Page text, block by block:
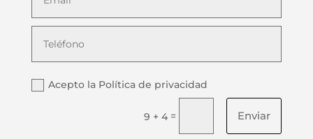
Acepto la Política de privacidad
9 + 4 = Enviar